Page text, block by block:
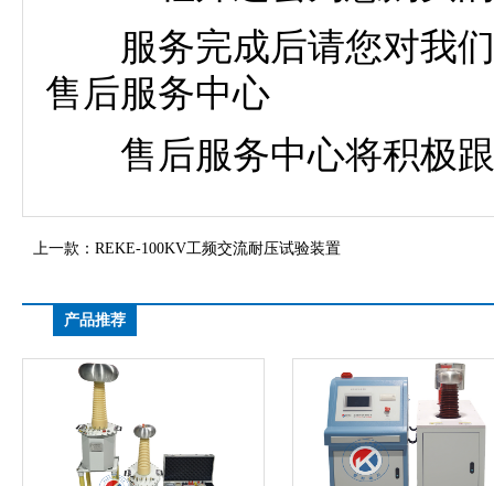
服务完成后请您对我们
售后服务中心
售后服务中心将积极跟
上一款： REKE-100KV工频交流耐压试验装置
产品推荐